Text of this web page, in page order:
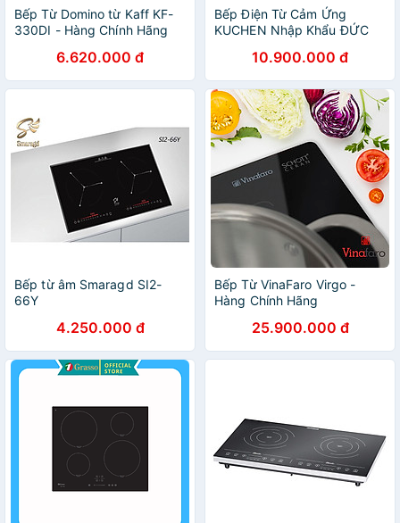
Bếp Từ Domino từ Kaff KF-
330DI - Hàng Chính Hãng
6.620.000 đ
Bếp Điện Từ Cảm Ứng
KUCHEN Nhập Khẩu ĐỨC
Chính Hãng10.900.000 đ
Bếp từ âm Smaragd SI2-
66Y
4.250.000 đ
Bếp Từ VinaFaro Virgo -
Hàng Chính Hãng
25.900.000 đ